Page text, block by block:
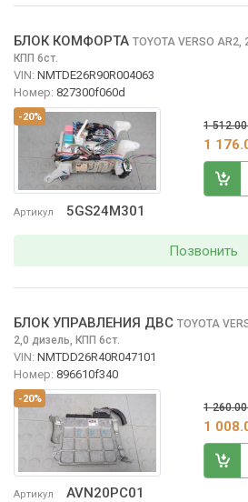
-20%
Артикул 5GS24M301
БЛОК КОМФОРТА TOYOTA VERSO AR2,
КПП 6ст.
VIN: NMTDE26R90R004063
Номер: 827300f060d
1 512.00
1
Позвонить
-20%
Артикул AVN20PC01
БЛОК УПРАВЛЕНИЯ ДВС TOYOTA
2,0 дизель, КПП 6ст.
VIN: NMTDD26R40R047101
Номер: 896610f340
1 260.00
1